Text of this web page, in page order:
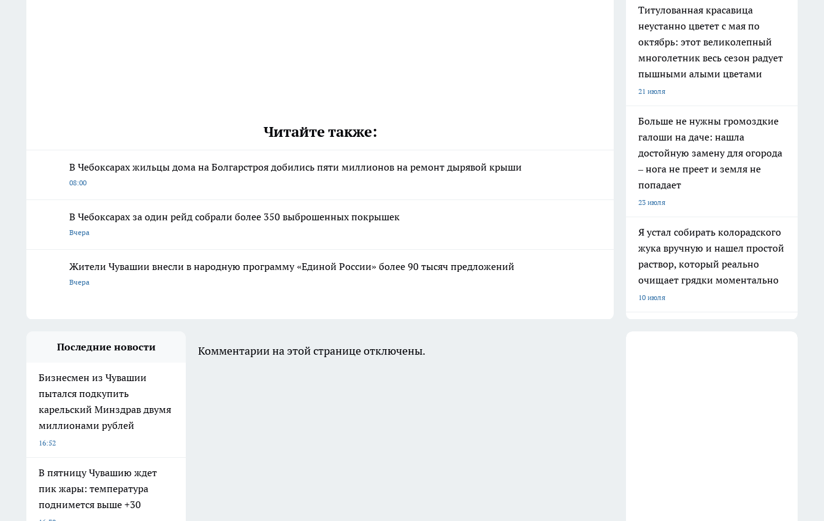
Читайте также:
В Чебоксарах жильцы дома на Болгарстроя добились пяти миллионов на ремонт дырявой крыши
08:00
В Чебоксарах за один рейд собрали более 350 выброшенных покрышек
Вчера
Жители Чувашии внесли в народную программу «Единой России» более 90 тысяч предложений
Вчера
Титулованная красавица
неустанно цветет с мая по
октябрь: этот великолепный
многолетник весь сезон радует
пышными алыми цветами
21 июля
Больше не нужны громоздкие
галоши на даче: нашла
достойную замену для огорода
– нога не преет и земля не
попадает
23 июля
Я устал собирать колорадского
жука вручную и нашел простой
раствор, который реально
очищает грядки моментально
10 июля
Последние новости
Бизнесмен из Чувашии
пытался подкупить
карельский Минздрав двумя
миллионами рублей
16:52
В пятницу Чувашию ждет
пик жары: температура
поднимется выше +30
Комментарии на этой странице отключены.